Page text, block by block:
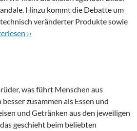
Hinzu kommt die Debatte um
veränderter Produkte sowie
››
was führt Menschen aus
zusammen als Essen und
und Getränken aus den jeweiligen
geschieht beim beliebten